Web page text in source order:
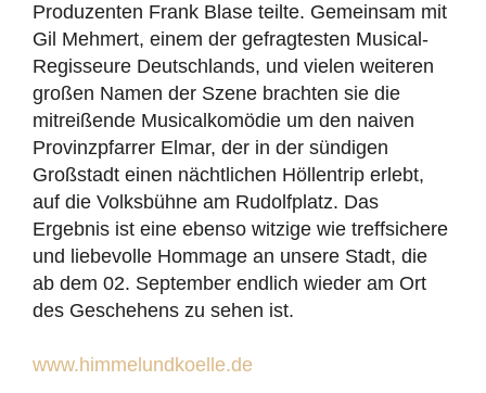
Produzenten Frank Blase teilte. Gemeinsam mit
Gil Mehmert, einem der gefragtesten Musical-
Regisseure Deutschlands, und vielen weiteren
großen Namen der Szene brachten sie die
mitreißende Musicalkomödie um den naiven
Provinzpfarrer Elmar, der in der sündigen
Großstadt einen nächtlichen Höllentrip erlebt,
auf die Volksbühne am Rudolfplatz. Das
Ergebnis ist eine ebenso witzige wie treffsichere
und liebevolle Hommage an unsere Stadt, die
ab dem 02. September endlich wieder am Ort
des Geschehens zu sehen ist.
www.himmelundkoelle.de